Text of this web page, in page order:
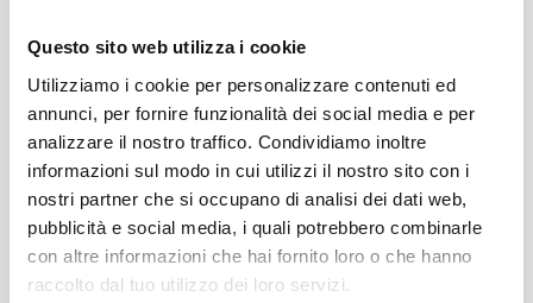
Questo sito web utilizza i cookie
Utilizziamo i cookie per personalizzare contenuti ed
annunci, per fornire funzionalità dei social media e per
analizzare il nostro traffico. Condividiamo inoltre
informazioni sul modo in cui utilizzi il nostro sito con i
nostri partner che si occupano di analisi dei dati web,
pubblicità e social media, i quali potrebbero combinarle
con altre informazioni che hai fornito loro o che hanno
raccolto dal tuo utilizzo dei loro servizi.